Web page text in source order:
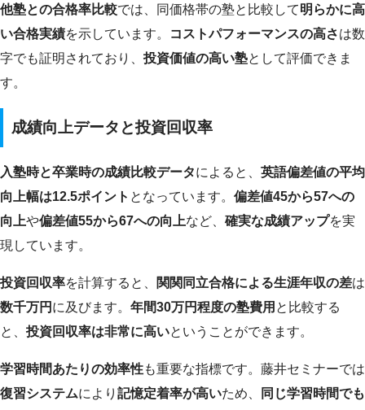
他塾との合格率比較では、同価格帯の塾と比較して明らかに高
い合格実績を示しています。 コストパフォーマンスの高さは数
字でも証明されており、 投資価値の高い塾として評価できま
す。
成績向上データと投資回収率
入塾時と卒業時の成績比較データによると、 英語偏差値の平均
向上幅は12.5ポイント となっています。 偏差値45から57への
向上や偏差値55から67への向上など、 確実な成績アップを実
現しています。
投資回収率を計算すると、 関関同立合格による生涯年収の差は
数千万円 に及びます。 年間30万円程度の塾費用 と比較する
と、 投資回収率は非常に高いということができます。
学習時間あたりの効率性も重要な指標です。藤井セミナーでは
復習システムにより 記憶定着率が高いため、
同じ学習時間でも